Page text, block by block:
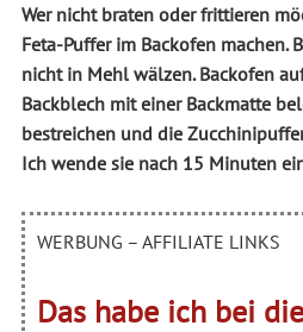
Wer nicht braten oder frittieren
Feta-Puffer im Backofen machen.
nicht in Mehl wälzen. Backofen
Backblech mit einer Backmatte
bestreichen und die
Ich wende sie nach 15 Minuten
WERBUNG – AFFILIATE LINKS
Das habe ich bei